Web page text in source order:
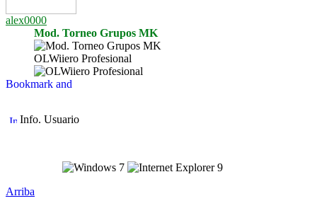
alex0000
Mod. Torneo Grupos MK
OLWiiero Profesional
Info. Usuario
Arriba